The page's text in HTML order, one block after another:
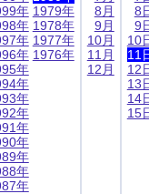
年
年
年
年
年
年
年
年
年
年
年
年
年
1979年
1978年
1977年
1976年
8月
9月
10月
11月
12月
8
9
10
11
12
13
14
15